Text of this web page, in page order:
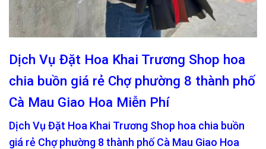
Dịch Vụ Đặt Hoa Khai Trương Shop hoa
chia buồn giá rẻ Chợ phường 8 thành phố
Cà Mau Giao Hoa Miễn Phí
Dịch Vụ Đặt Hoa Khai Trương Shop hoa chia buồn
giá rẻ Chợ phường 8 thành phố Cà Mau Giao Hoa